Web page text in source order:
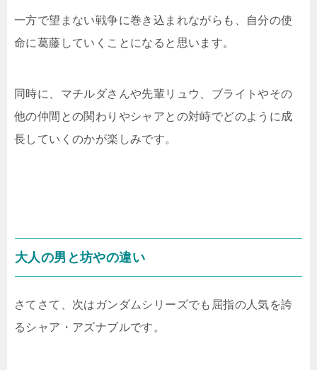
一方で望まない戦争に巻き込まれながらも、自分の使
命に葛藤していくことになると思います。
同時に、マチルダさんや先輩リュウ、ブライトやその
他の仲間との関わりやシャアとの対峙でどのように成
長していくのかが楽しみです。
大人の男と坊やの違い
さてさて、次はガンダムシリーズでも屈指の人気を誇
るシャア・アズナブルです。